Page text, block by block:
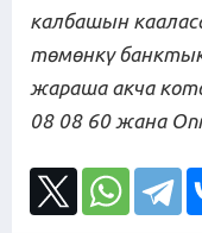
калбашын
төмөнкү банктык
жараша акча
08 08 60жана